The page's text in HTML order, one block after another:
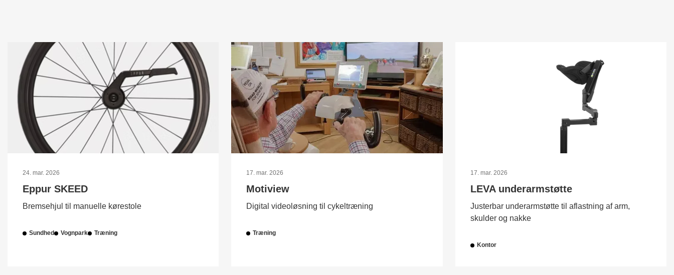
24. mar. 2026
Eppur SKEED
Bremsehjul til manuelle kørestole
Sundhed Vognpark Træning
17. mar. 2026
Motiview
Digital videoløsning til cykeltræning
Træning
17. mar. 2026
LEVA underarmstøtte
Justerbar underarmstøtte til aflastning af arm,
skulder og nakke
Kontor